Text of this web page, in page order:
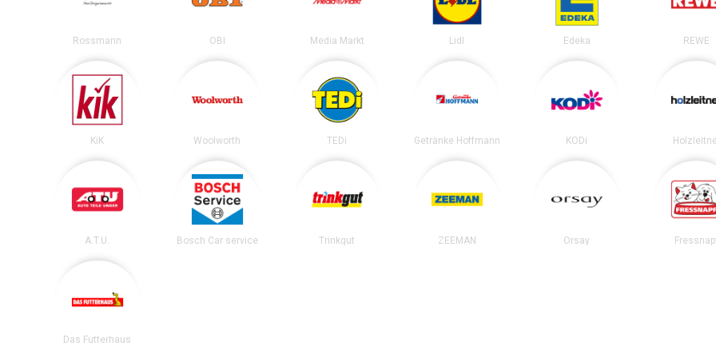
Rossmann OBI Media Markt Lidl Edeka REWE
KiK Woolworth TEDi Getränke Hoffmann KODi
A.T.U. Bosch Car service Trinkgut ZEEMAN Orsay
Das Futterhaus